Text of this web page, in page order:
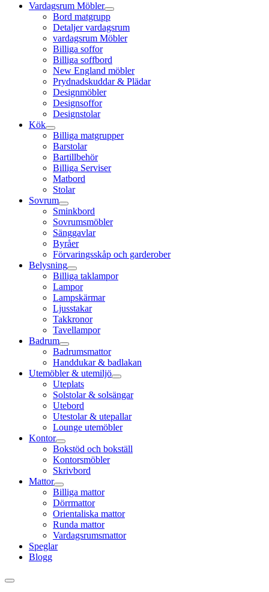
Vardagsrum Möbler
Bord matgrupp
Detaljer vardagsrum
vardagsrum Möbler
Billiga soffor
Billiga soffbord
New England möbler
Prydnadskuddar & Plädar
Designmöbler
Designsoffor
Designstolar
Kök
Billiga matgrupper
Barstolar
Bartillbehör
Billiga Serviser
Matbord
Stolar
Sovrum
Sminkbord
Sovrumsmöbler
Sänggavlar
Byråer
Förvaringsskåp och garderober
Belysning
Billiga taklampor
Lampor
Lampskärmar
Ljusstakar
Takkronor
Tavellampor
Badrum
Badrumsmattor
Handdukar & badlakan
Utemöbler & utemiljö
Uteplats
Solstolar & solsängar
Utebord
Utestolar & utepallar
Lounge utemöbler
Kontor
Bokstöd och bokställ
Kontorsmöbler
Skrivbord
Mattor
Billiga mattor
Dörrmattor
Orientaliska mattor
Runda mattor
Vardagsrumsmattor
Speglar
Blogg